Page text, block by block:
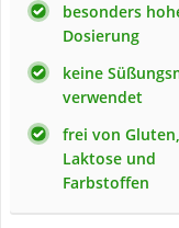
besonders
Dosierung
keine
verwendet
frei von Gluten,
Laktose und
Farbstoffen